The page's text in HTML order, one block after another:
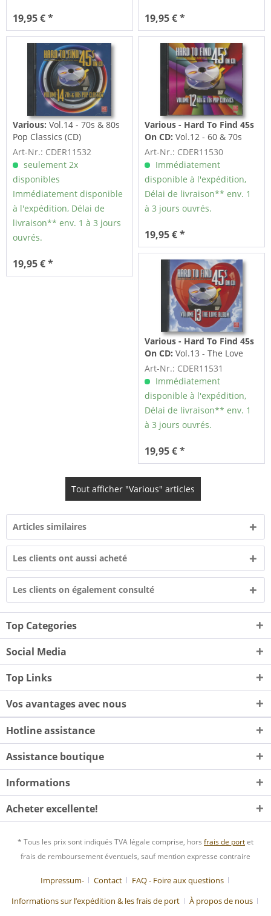
19,95 € * 19,95 € *
Various: Vol.14 - 70s & 80s
Pop Classics (CD)
Art-Nr.: CDER11532
seulement 2x
disponibles
Immédiatement disponible
à l'expédition, Délai de
livraison** env. 1 à 3 jours
ouvrés.
19,95 € *
Various - Hard To Find 45s
On CD: Vol.12 - 60 & 70s
Pop Classics (CD)
Art-Nr.: CDER11530
Immédiatement
disponible à l'expédition,
Délai de livraison** env. 1
à 3 jours ouvrés.
19,95 € *
Various - Hard To Find 45s
On CD: Vol.13 - The Love
Album (CD)
Art-Nr.: CDER11531
Immédiatement
disponible à l'expédition,
Délai de livraison** env. 1
à 3 jours ouvrés.
19,95 € *
Tout afficher "Various" articles
Articles similaires
Les clients ont aussi acheté
Les clients on également consulté
Top Categories
Social Media
Top Links
Vos avantages avec nous
Hotline assistance
Assistance boutique
Informations
Acheter excellente!
* Tous les prix sont indiqués TVA légale comprise, hors frais de portet
frais de remboursement éventuels, sauf mention expresse contraire
Impressum- Contact
FAQ - Foire aux questions
Informations sur l’expédition & les frais de port
À propos de nous